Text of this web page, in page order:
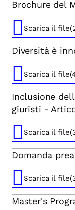
Brochure del
Scarica il
Diversità è
Scarica il
Inclusione
giuristi -
Scarica il
Domanda
Scarica il
Master's